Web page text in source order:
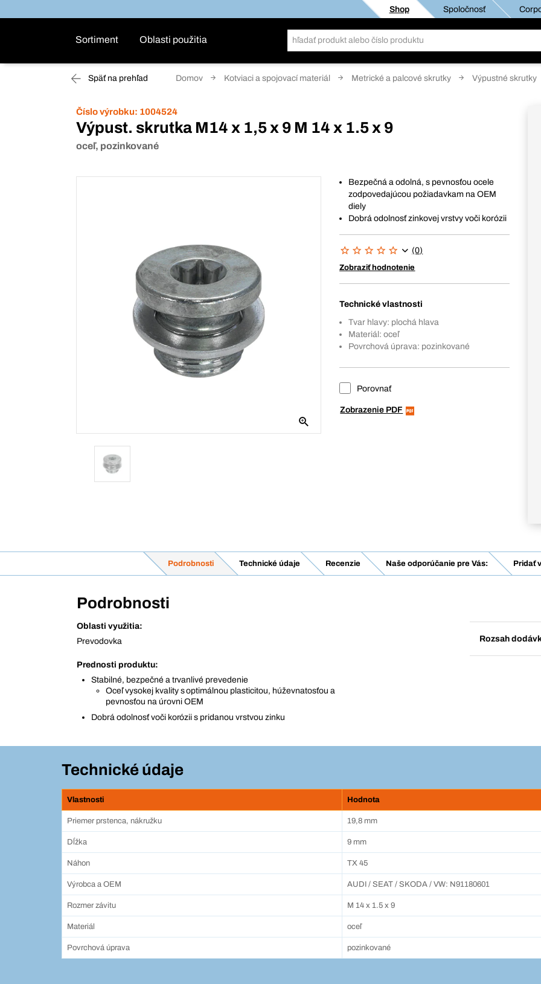
Shop Spoločnosť
Sortiment Oblasti použitia
Späť na prehľad Domov Kotviaci a spojovací materiál Metrické a palcové skrutky Výpustné skrutky
Číslo výrobku: 1004524
Výpust. skrutka M14 x 1,5 x 9 M 14 x 1.5 x 9
oceľ, pozinkované
Bezpečná a odolná, s pevnosťou ocele
zodpovedajúcou požiadavkam na OEM
diely
Dobrá odolnosť zinkovej vrstvy voči korózii
(0)
Zobraziť hodnotenie
Technické vlastnosti
Tvar hlavy: plochá hlava
Materiál: oceľ
Povrchová úprava: pozinkované
Porovnať
Zobrazenie PDF
Podrobnosti Technické údaje Recenzie Naše odporúčanie pre Vás: Pridať
Podrobnosti
Oblasti využitia:
Prevodovka
Prednosti produktu:
Stabilné, bezpečné a trvanlivé prevedenie
Oceľ vysokej kvality s optimálnou plasticitou, húževnatosťou a
pevnosťou na úrovni OEM
Dobrá odolnosť voči korózii s pridanou vrstvou zinku
Rozsah
Technické údaje
Vlastnosti Hodnota
Priemer prstenca, nákružku 19,8 mm
Dĺžka 9 mm
Náhon TX 45
Výrobca a OEM AUDI / SEAT / SKODA / VW: N91180601
Rozmer závitu M 14 x 1.5 x 9
Materiál oceľ
Povrchová úprava pozinkované